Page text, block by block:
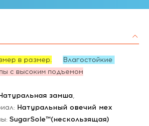
в размер.
Влагостойкие
с высоким подъемом
замша,
Натуральный овечий мех
SugarSole™(нескользящая)